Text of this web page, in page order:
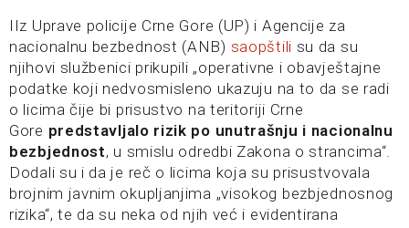
IIz Uprave policije Crne Gore (UP) i Agencije za
nacionalnu bezbednost (ANB) saopštili su da su
njihovi službenici prikupili „operativne i obavještajne
podatke koji nedvosmisleno ukazuju na to da se radi
o licima čije bi prisustvo na teritoriji Crne
Gore predstavljalo rizik po unutrašnju i nacionalnu
bezbjednost, u smislu odredbi Zakona o strancima“.
Dodali su i da je reč o licima koja su prisustvovala
brojnim javnim okupljanjima „visokog bezbjednosnog
rizika“, te da su neka od njih već i evidentirana